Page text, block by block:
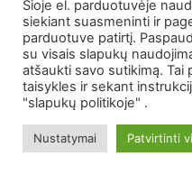
Tel. nr.: +37067677885
info@charmshop.lt
MB Charmshop
Įmonės kodas 306007816
PVM kodas
Šioje el. parduotuvėje
siekiant suasmeninti ir
parduotuve patirtį.
su visais slapukų
atšaukti savo sutikimą. Tai
taisykles ir sekant
"slapukų politikoje" .
Nustatymai Patvirtinti